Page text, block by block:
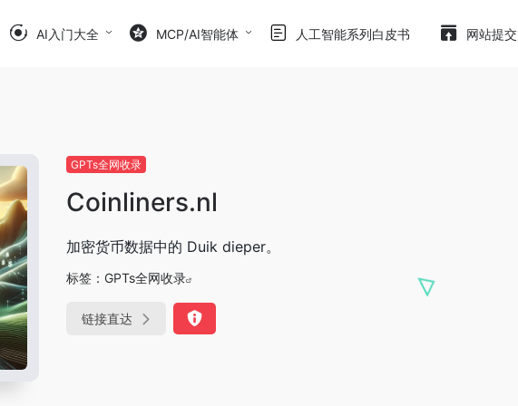
AI入门大全 MCP/AI智能体 人工智能系列白皮书 网站提交
GPTs全网收录
Coinliners.nl
加密货币数据中的 Duik dieper。
标签： GPTs全网收录
链接直达